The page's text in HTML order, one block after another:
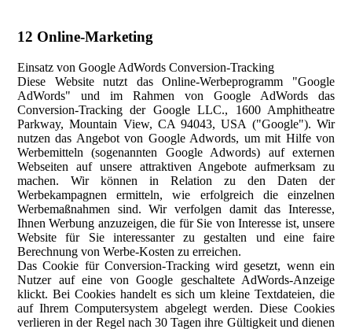
12 Online-Marketing
Einsatz von Google AdWords Conversion-Tracking
Diese Website nutzt das Online-Werbeprogramm "Google
AdWords" und im Rahmen von Google AdWords das
Conversion-Tracking der Google LLC., 1600 Amphitheatre
Parkway, Mountain View, CA 94043, USA ("Google"). Wir
nutzen das Angebot von Google Adwords, um mit Hilfe von
Werbemitteln (sogenannten Google Adwords) auf externen
Webseiten auf unsere attraktiven Angebote aufmerksam zu
machen. Wir können in Relation zu den Daten der
Werbekampagnen ermitteln, wie erfolgreich die einzelnen
Werbemaßnahmen sind. Wir verfolgen damit das Interesse,
Ihnen Werbung anzuzeigen, die für Sie von Interesse ist, unsere
Website für Sie interessanter zu gestalten und eine faire
Berechnung von Werbe-Kosten zu erreichen.
Das Cookie für Conversion-Tracking wird gesetzt, wenn ein
Nutzer auf eine von Google geschaltete AdWords-Anzeige
klickt. Bei Cookies handelt es sich um kleine Textdateien, die
auf Ihrem Computersystem abgelegt werden. Diese Cookies
verlieren in der Regel nach 30 Tagen ihre Gültigkeit und dienen